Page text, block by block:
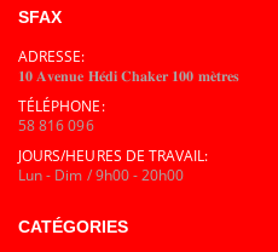
SFAX
ADRESSE:
𝟏𝟎 𝐀𝐯𝐞𝐧𝐮𝐞 𝐇𝐞́𝐝𝐢 𝐂𝐡𝐚𝐤𝐞𝐫 𝟏𝟎𝟎 𝐦𝐞̀𝐭𝐫𝐞𝐬
TÉLÉPHONE:
58 816 096
JOURS/HEURES DE TRAVAIL:
Lun - Dim / 9h00 - 20h00
CATÉGORIES